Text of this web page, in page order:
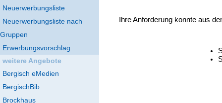
Neuerwerbungsliste
Neuerwerbungsliste nach
Gruppen
Erwerbungsvorschlag
weitere Angebote
Bergisch eMedien
BergischBib
Brockhaus
Ihre Anforderung konnte aus